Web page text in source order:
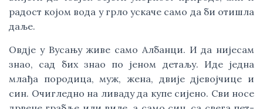
радост којом вода у грло ускаче само да би отишла
даље.
Овдје у Вусању живе само Албанци. И да нијесам
знао, сад бих знао по јеном детаљу. Иде једна
млађа породица, муж, жена, двије дјевојчице и
син. Очигледно на ливаду да купе сијено. Сви носе